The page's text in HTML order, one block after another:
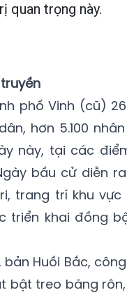
quan trọng này.
phố Vinh (cũ)
hơn 5.100
này, tại các
bầu cử diễn
trang trí khu
triển khai đồng
bản Huồi Bắc,
bật treo băng